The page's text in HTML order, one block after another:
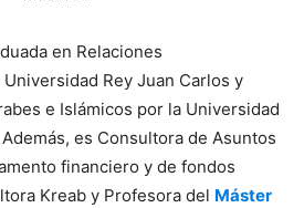
en Relaciones
Rey Juan Carlos y
e Islámicos por la Universidad
es Consultora de Asuntos
financiero y de fondos
Kreab y Profesora del Máster